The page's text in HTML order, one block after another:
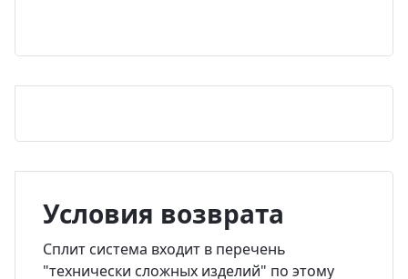
Условия возврата
Сплит система входит в перечень
"технически сложных изделий" по этому